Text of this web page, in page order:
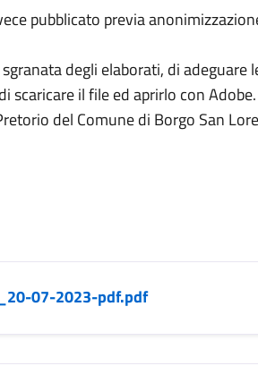
pubblicato previa
degli elaborati, di adeguare
scaricare il file ed aprirlo con Adobe.
del Comune di Borgo San
07-2023-pdf.pdf